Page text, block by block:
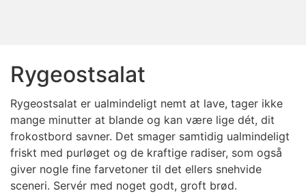
Rygeostsalat
Rygeostsalat er ualmindeligt nemt at lave, tager ikke
mange minutter at blande og kan være lige dét, dit
frokostbord savner. Det smager samtidig ualmindeligt
friskt med purløget og de kraftige radiser, som også
giver nogle fine farvetoner til det ellers snehvide
sceneri. Servér med noget godt, groft brød.